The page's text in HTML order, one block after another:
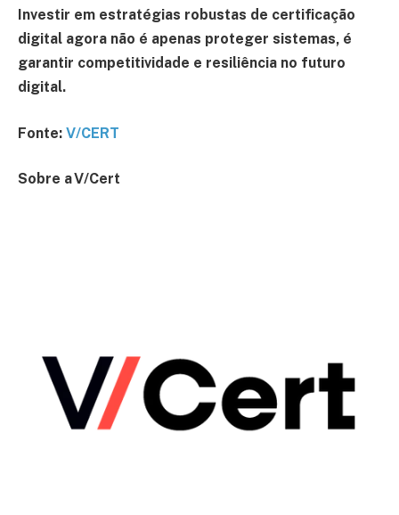
Investir em estratégias robustas de certificação
digital agora não é apenas proteger sistemas, é
garantir competitividade e resiliência no futuro
digital.
Fonte: V/CERT
Sobre a V/Cert